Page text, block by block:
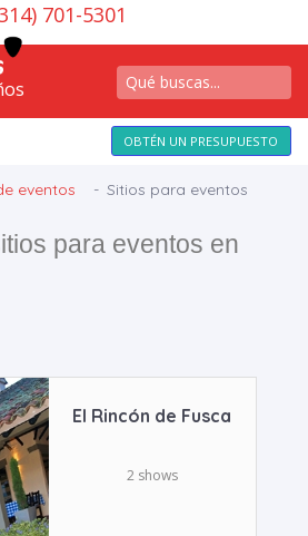
701-5301
OBTÉN UN PRESUPUESTO
eventos Sitios para eventos
para eventos en
El Rincón de Fusca
2 shows